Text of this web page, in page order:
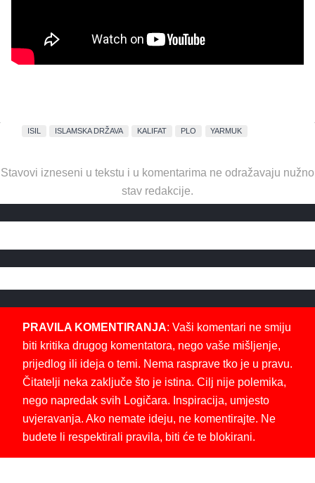
ISIL ISLAMSKA DRŽAVA KALIFAT PLO YARMUK
Stavovi izneseni u tekstu i u komentarima ne odražavaju nužno
stav redakcije.
PRAVILA KOMENTIRANJA: Vaši komentari ne smiju
biti kritika drugog komentatora, nego vaše mišljenje,
prijedlog ili ideja o temi. Nema rasprave tko je u pravu.
Čitatelji neka zaključe što je istina. Cilj nije polemika,
nego napredak svih Logičara. Inspiracija, umjesto
uvjeravanja. Ako nemate ideju, ne komentirajte. Ne
budete li respektirali pravila, biti će te blokirani.